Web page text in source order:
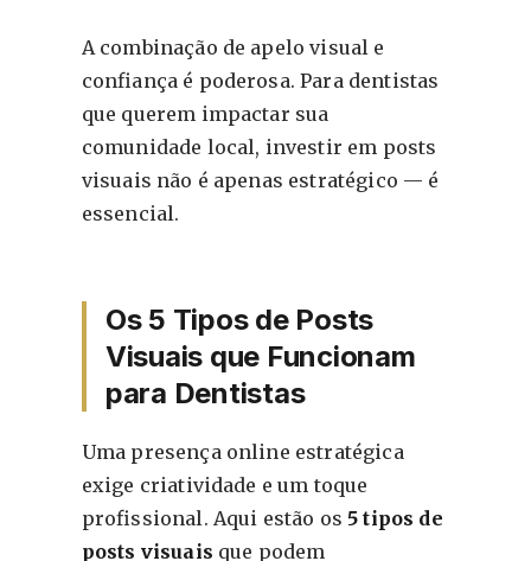
A combinação de apelo visual e
confiança é poderosa. Para dentistas
que querem impactar sua
comunidade local, investir em posts
visuais não é apenas estratégico — é
essencial.
Os 5 Tipos de Posts
Visuais que Funcionam
para Dentistas
Uma presença online estratégica
exige criatividade e um toque
profissional. Aqui estão os 5 tipos de
posts visuais que podem